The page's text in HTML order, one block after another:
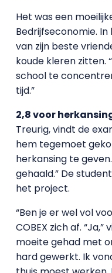
Het was een
Bedrijfseconomie.
van zijn beste
koude kleren zitten.
school te
tijd.”
2,8 voor
Treurig, vindt de
hem tegemoet
herkansing te
gehaald.” De
het project.
“Ben je er wel vol
COBEX zich af.
moeite gehad met
hard gewerkt. Ik